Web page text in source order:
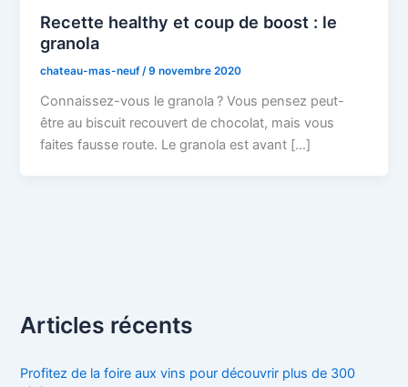
Recette healthy et coup de boost : le
granola
chateau-mas-neuf/9 novembre 2020
Connaissez-vous le granola ? Vous pensez peut-
être au biscuit recouvert de chocolat, mais vous
faites fausse route. Le granola est avant […]
Articles récents
Profitez de la foire aux vins pour découvrir plus de 300